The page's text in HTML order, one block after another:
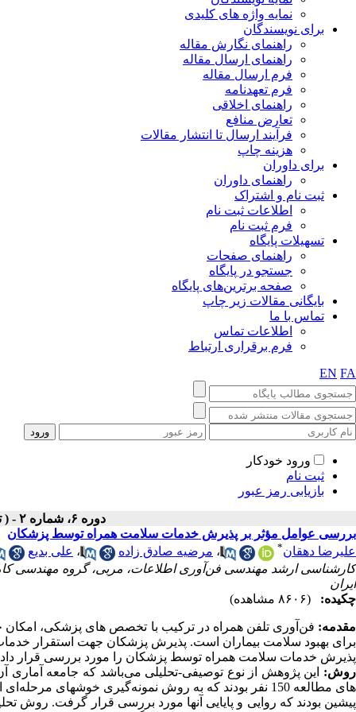
نمایه واژه های کلیدی
برای نویسندگان
راهنمای نگارش مقاله
راهنمای ارسال مقاله
فرم ارسال مقاله
فرم تعهدنامه
راهنمای اخلاقی
تعارض منافع
فرآیند ارسال تا انتشار مقالات
هزینه چاپ
برای داوران
راهنمای داوران
ثبت نام و اشتراک
اطلاعات ثبت نام
فرم ثبت نام
تسهیلات پایگاه
راهنمای صفحات
جستجو در پایگاه
صفحه برترین‌های پایگاه
بایگانی مقالات زیر چاپ
تماس با ما
اطلاعات تماس
فرم برقراری ارتباط
EN FA
ورود خودکار
ثبت نام
بازیابی رمز عبور
دوره ۶، شماره ۲ - ( تابستان ۱۳۹۸ )
بررسی عوامل مؤثر بر پذیرش خدمات سلامت همراه توسط پزشکان
علیرضا دهقان* ، مرضیه صادق زاده ، علی بدیع
کارشناسی ارشد مهندسی فن‌آوری اطلاعات، مربی، گروه مهندسی
ایران
چکیده:
(۸۶۰۶ مشاهده)
مقدمه: فن‌آوری تلفن همراه در ترکیب با تخصص­ های پزشکی، امکان
برای بهبود سلامت بیماران است. پذیرش پزشکان جهت استقرار
پذیرش خدمات سلامت همراه توسط پزشکان را مورد بررسی قرار
روش: این پژوهش از نوع توصیفی-تحلیلی می‌باشد که جامعه
های مطالعه 150 نفر بودند که به روش نمونه
گیری خوشه­ای مرحله‌ای
پیشین بودند که روایی و پایایی آنها مورد بررسی قرار گرفت. روش